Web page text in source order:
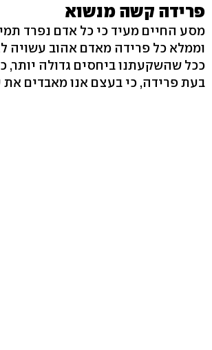
פרידה קשה מנשוא
מסע החיים מעיד כי כל אדם נפרד
וממלא כל פרידה מאדם אהוב עשויה
ככל שהשקעתנו ביחסים גדולה יותר,
בעת פרידה, כי בעצם אנו מאבדים את